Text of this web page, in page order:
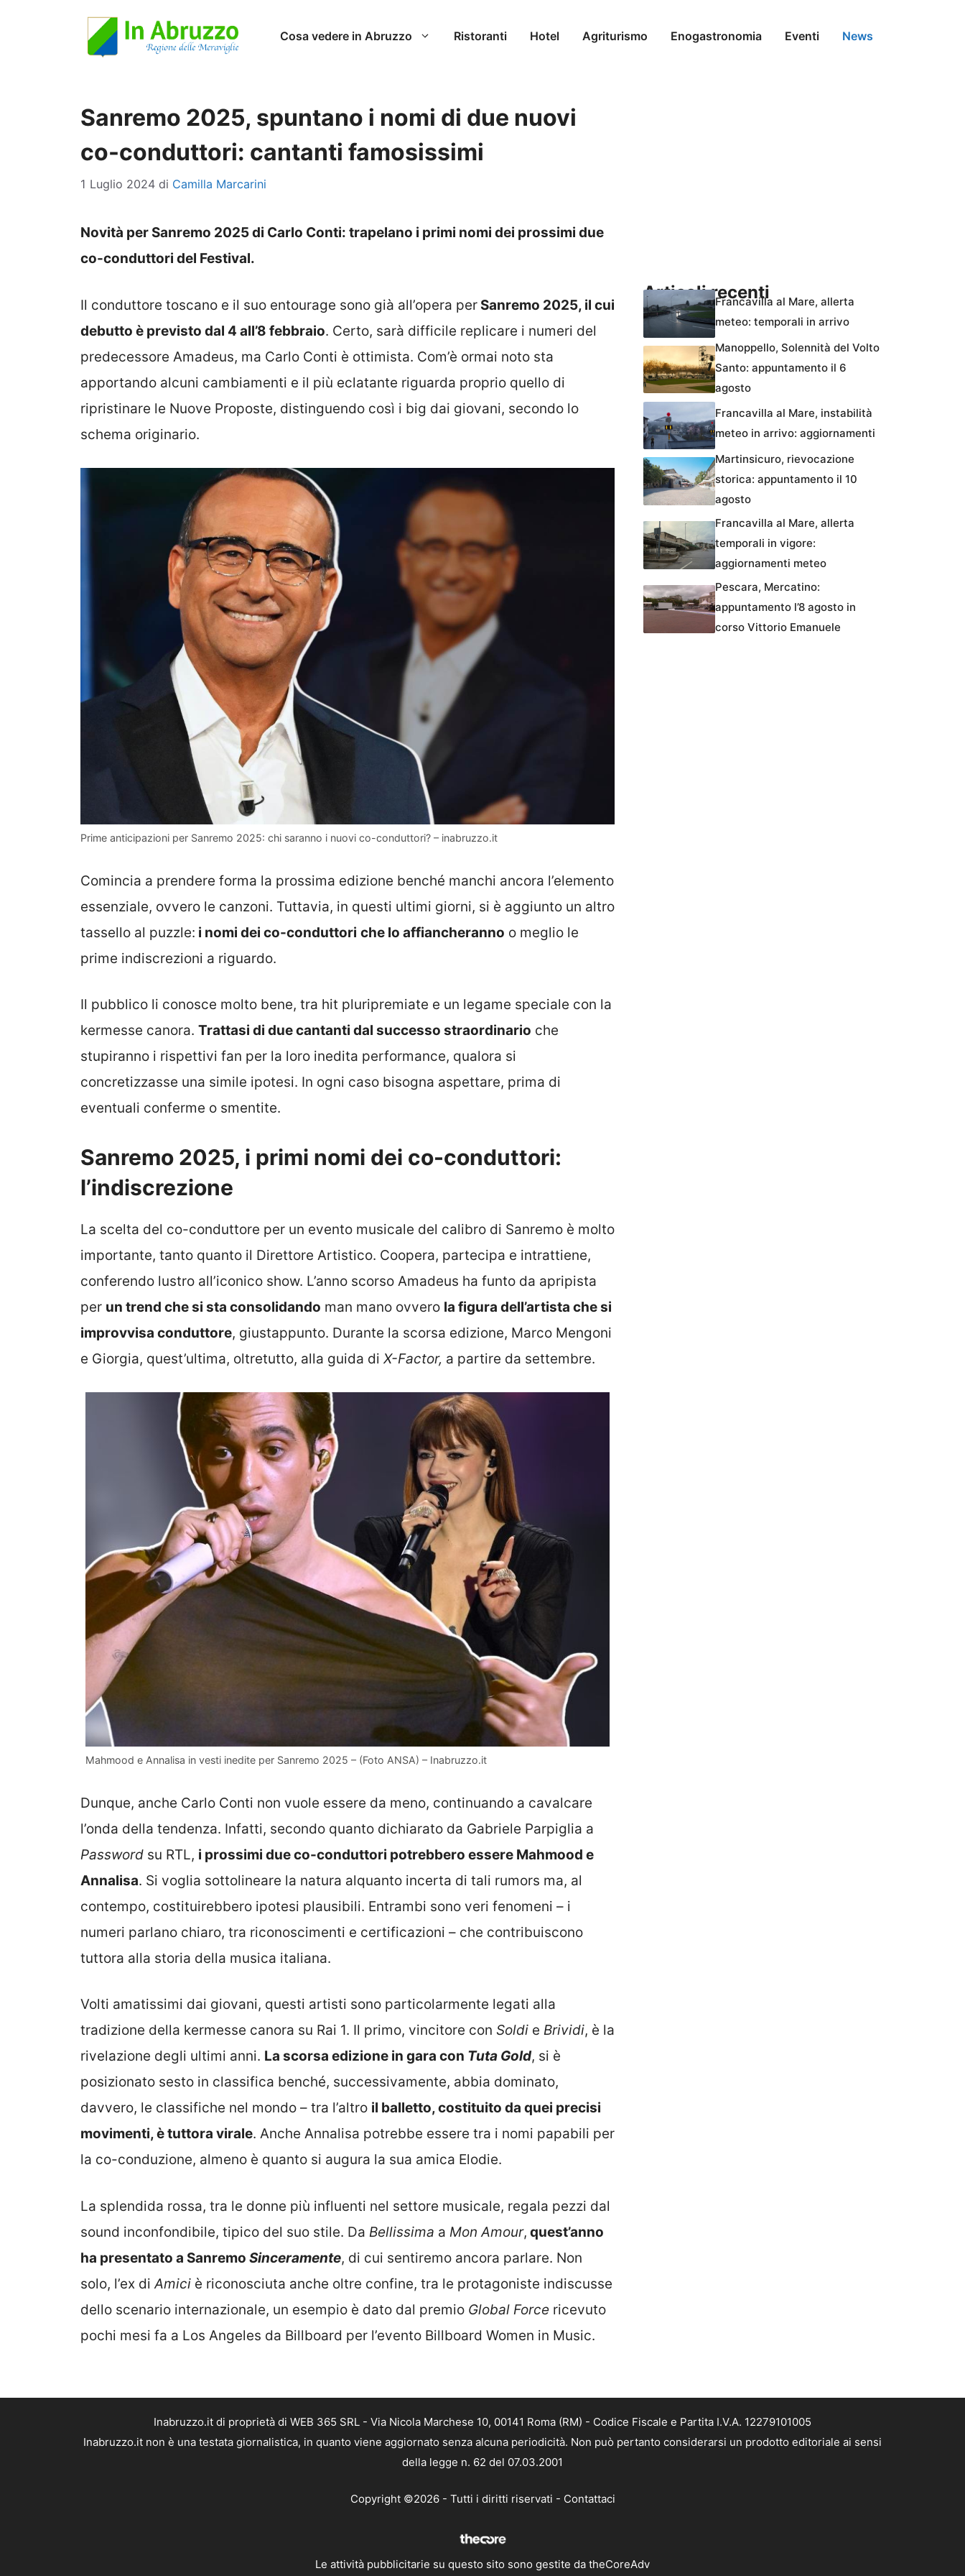
Cosa vedere in Abruzzo Ristoranti Hotel Agriturismo Enogastronomia Eventi News
Sanremo 2025, spuntano i nomi di due nuovi
co-conduttori: cantanti famosissimi
1 Luglio 2024 di Camilla Marcarini
Novità per Sanremo 2025 di Carlo Conti: trapelano i primi nomi dei prossimi due
co-conduttori del Festival.
Il conduttore toscano e il suo entourage sono già all’opera per Sanremo 2025, il cui
debutto è previsto dal 4 all’8 febbraio. Certo, sarà difficile replicare i numeri del
predecessore Amadeus, ma Carlo Conti è ottimista. Com’è ormai noto sta
apportando alcuni cambiamenti e il più eclatante riguarda proprio quello di
ripristinare le Nuove Proposte, distinguendo così i big dai giovani, secondo lo
schema originario.
Prime anticipazioni per Sanremo 2025: chi saranno i nuovi co-conduttori? – inabruzzo.it
Comincia a prendere forma la prossima edizione benché manchi ancora l’elemento
essenziale, ovvero le canzoni. Tuttavia, in questi ultimi giorni, si è aggiunto un altro
tassello al puzzle: i nomi dei co-conduttori che lo affiancheranno o meglio le
prime indiscrezioni a riguardo.
Il pubblico li conosce molto bene, tra hit pluripremiate e un legame speciale con la
kermesse canora. Trattasi di due cantanti dal successo straordinario che
stupiranno i rispettivi fan per la loro inedita performance, qualora si
concretizzasse una simile ipotesi. In ogni caso bisogna aspettare, prima di
eventuali conferme o smentite.
Sanremo 2025, i primi nomi dei co-conduttori:
l’indiscrezione
La scelta del co-conduttore per un evento musicale del calibro di Sanremo è molto
importante, tanto quanto il Direttore Artistico. Coopera, partecipa e intrattiene,
conferendo lustro all’iconico show. L’anno scorso Amadeus ha funto da apripista
per un trend che si sta consolidando man mano ovvero la figura dell’artista che si
improvvisa conduttore, giustappunto. Durante la scorsa edizione, Marco Mengoni
e Giorgia, quest’ultima, oltretutto, alla guida di X-Factor, a partire da settembre.
Mahmood e Annalisa in vesti inedite per Sanremo 2025 – (Foto ANSA) – Inabruzzo.it
Dunque, anche Carlo Conti non vuole essere da meno, continuando a cavalcare
l’onda della tendenza. Infatti, secondo quanto dichiarato da Gabriele Parpiglia a
Password su RTL, i prossimi due co-conduttori potrebbero essere Mahmood e
Annalisa. Si voglia sottolineare la natura alquanto incerta di tali rumors ma, al
contempo, costituirebbero ipotesi plausibili. Entrambi sono veri fenomeni – i
numeri parlano chiaro, tra riconoscimenti e certificazioni – che contribuiscono
tuttora alla storia della musica italiana.
Volti amatissimi dai giovani, questi artisti sono particolarmente legati alla
tradizione della kermesse canora su Rai 1. Il primo, vincitore con Soldi e Brividi, è la
rivelazione degli ultimi anni. La scorsa edizione in gara con Tuta Gold, si è
posizionato sesto in classifica benché, successivamente, abbia dominato,
davvero, le classifiche nel mondo – tra l’altro il balletto, costituito da quei precisi
movimenti, è tuttora virale. Anche Annalisa potrebbe essere tra i nomi papabili per
la co-conduzione, almeno è quanto si augura la sua amica Elodie.
La splendida rossa, tra le donne più influenti nel settore musicale, regala pezzi dal
sound inconfondibile, tipico del suo stile. Da Bellissima a Mon Amour, quest’anno
ha presentato a Sanremo Sinceramente, di cui sentiremo ancora parlare. Non
solo, l’ex diAmici è riconosciuta anche oltre confine, tra le protagoniste indiscusse
dello scenario internazionale, un esempio è dato dal premio Global Force ricevuto
pochi mesi fa a Los Angeles da Billboard per l’evento Billboard Women in Music.
Articoli recentiFrancavilla al Mare, allerta
meteo: temporali in arrivo
Manoppello, Solennità del Volto
Santo: appuntamento il 6
agosto
Francavilla al Mare, instabilità
meteo in arrivo: aggiornamenti
Martinsicuro, rievocazione
storica: appuntamento il 10
agosto
Francavilla al Mare, allerta
temporali in vigore:
aggiornamenti meteo
Pescara, Mercatino:
appuntamento l’8 agosto in
corso Vittorio Emanuele
Inabruzzo.it di proprietà di WEB 365 SRL - Via Nicola Marchese 10, 00141 Roma (RM) - Codice Fiscale e Partita I.V.A. 12279101005
Inabruzzo.it non è una testata giornalistica, in quanto viene aggiornato senza alcuna periodicità. Non può pertanto considerarsi un prodotto editoriale ai sensi
della legge n. 62 del 07.03.2001
Copyright ©2026 - Tutti i diritti riservati - Contattaci
Le attività pubblicitarie su questo sito sono gestite da theCoreAdv